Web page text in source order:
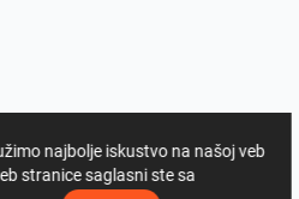
najbolje iskustvo na našoj veb
stranice saglasni ste sa